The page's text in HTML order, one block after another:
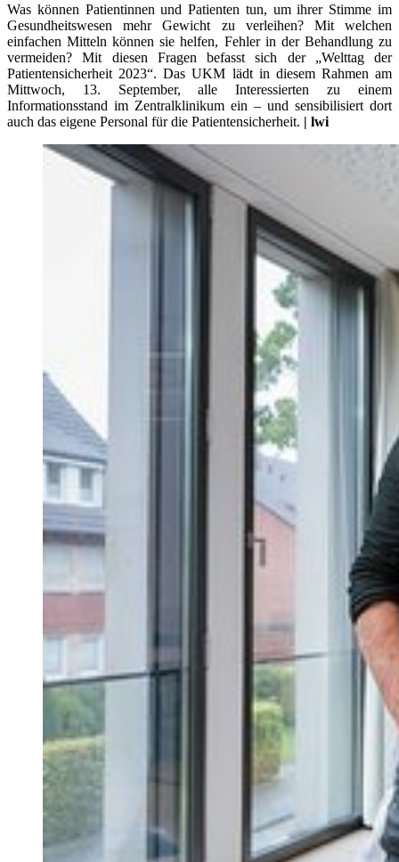
Was können Patientinnen und Patienten tun, um ihrer Stimme im
Gesundheitswesen mehr Gewicht zu verleihen? Mit welchen
einfachen Mitteln können sie helfen, Fehler in der Behandlung zu
vermeiden? Mit diesen Fragen befasst sich der „Welttag der
Patientensicherheit 2023“. Das UKM lädt in diesem Rahmen am
Mittwoch, 13. September, alle Interessierten zu einem
Informationsstand im Zentralklinikum ein – und sensibilisiert dort
auch das eigene Personal für die Patientensicherheit. | lwi